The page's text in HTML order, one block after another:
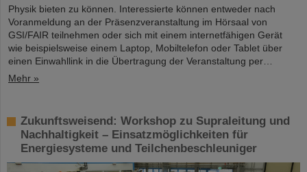
Physik bieten zu können. Interessierte können entweder nach
Voranmeldung an der Präsenzveranstaltung im Hörsaal von
GSI/FAIR teilnehmen oder sich mit einem internetfähigen Gerät
wie beispielsweise einem Laptop, Mobiltelefon oder Tablet über
einen Einwahllink in die Übertragung der Veranstaltung per…
Mehr »
Zukunftsweisend: Workshop zu Supraleitung und
Nachhaltigkeit – Einsatzmöglichkeiten für
Energiesysteme und Teilchenbeschleuniger